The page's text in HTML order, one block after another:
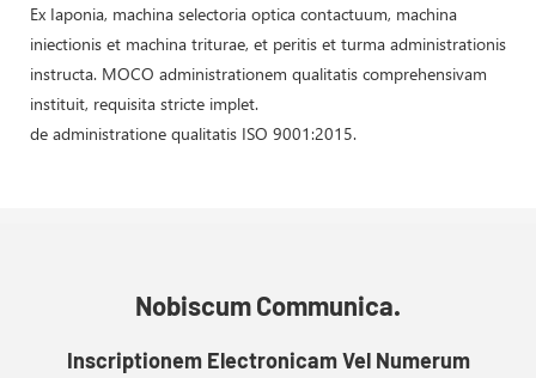
Ex Iaponia, machina selectoria optica contactuum, machina
iniectionis et machina triturae, et peritis et turma administrationis
instructa. MOCO administrationem qualitatis comprehensivam
instituit, requisita stricte implet.
de administratione qualitatis ISO 9001:2015.
Nobiscum Communica.
Inscriptionem Electronicam Vel Numerum